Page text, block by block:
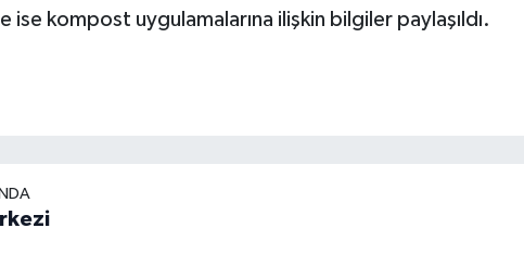
kompost uygulamalarına ilişkin bilgiler paylaşıldı.